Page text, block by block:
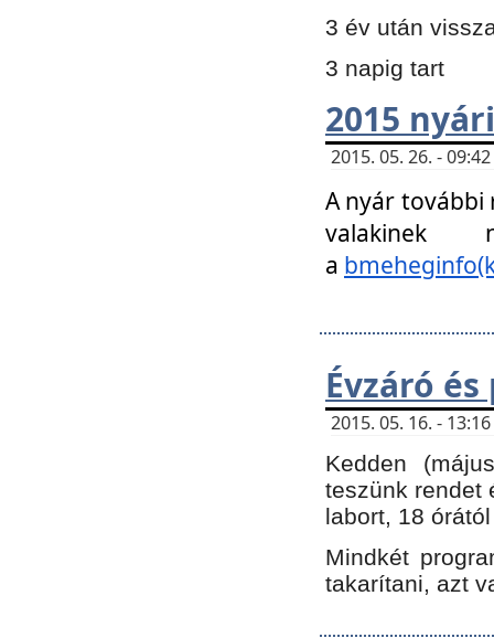
3 év után
3 napig tart
2015
2015. 05. 26. -
A nyár további
a
Évzáró
2015. 05. 16. -
Kedden
teszünk rendet
labort, 18
Mindkét
takarítani, azt